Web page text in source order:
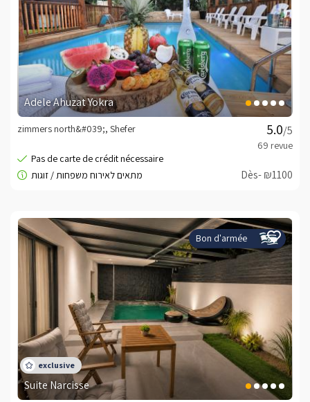
Adele Ahuzat Yokra
/5
zimmers north&#039;, Shefer
Dès- ₪1100
Bon d'armée
Suite Narcisse